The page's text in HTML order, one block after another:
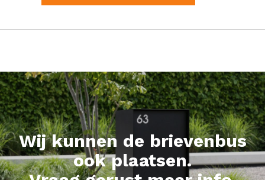
Wij kunnen de brievenbus
ook plaatsen.